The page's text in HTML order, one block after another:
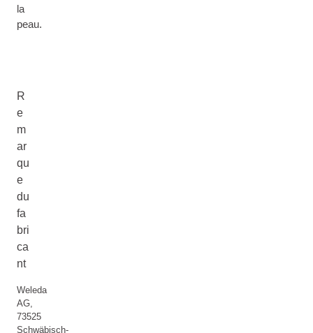
la
peau.
R
e
m
ar
qu
e
du
fa
bri
ca
nt
Weleda
AG,
73525
Schwäbisch-